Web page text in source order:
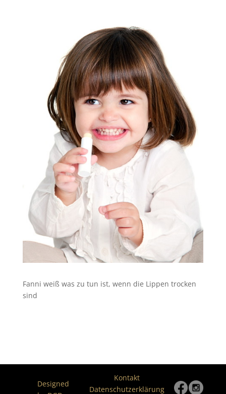
Fanni weiß was zu tun ist, wenn die Lippen trocken
sind
Designed
Kontakt
Datenschutzerklärung